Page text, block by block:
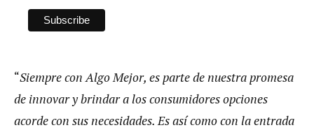
“Siempre con Algo Mejor, es parte de nuestra promesa
de innovar y brindar a los consumidores opciones
acorde con sus necesidades. Es así como con la entrada